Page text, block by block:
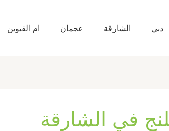
دبي الشارقة عجمان ام القيوين
في الشارقة